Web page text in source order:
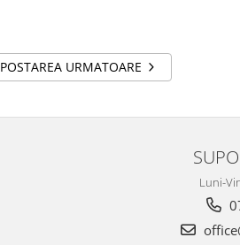
POSTAREA URMATOARE
Luni-